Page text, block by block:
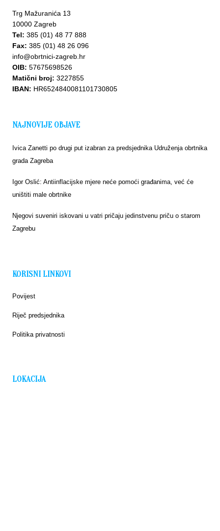
Trg Mažuranića 13
10000 Zagreb
Tel: 385 (01) 48 77 888
Fax: 385 (01) 48 26 096
info@obrtnici-zagreb.hr
OIB: 57675698526
Matični broj: 3227855
IBAN: HR6524840081101730805
NAJNOVIJE OBJAVE
Ivica Zanetti po drugi put izabran za predsjednika Udruženja obrtnika
grada Zagreba
Igor Oslić: Antiinflacijske mjere neće pomoći građanima, već će
uništiti male obrtnike
Njegovi suveniri iskovani u vatri pričaju jedinstvenu priču o starom
Zagrebu
KORISNI LINKOVI
Povijest
Riječ predsjednika
Politika privatnosti
LOKACIJA